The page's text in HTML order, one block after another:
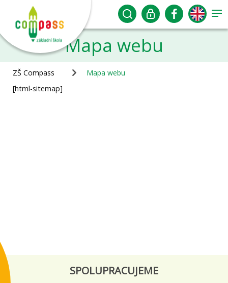
Mapa webu
ZŠ Compass
Mapa webu
[html-sitemap]
SPOLUPRACUJEME